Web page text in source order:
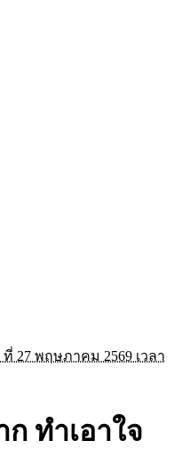
27 พฤษภาคม 2569 เวลา
ทำเอาใจ